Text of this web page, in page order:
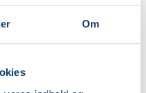
Om